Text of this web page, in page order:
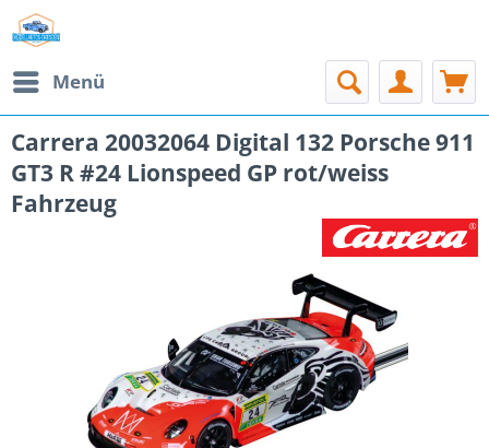
Menü
Carrera 20032064 Digital 132 Porsche 911
GT3 R #24 Lionspeed GP rot/weiss
Fahrzeug